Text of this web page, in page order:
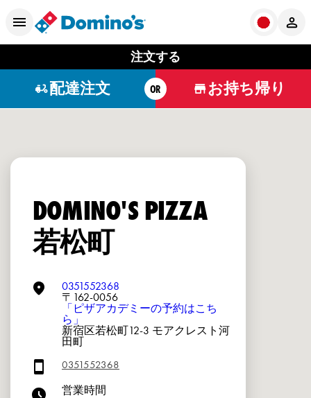
注文する
配達注文 OR お持ち帰り
DOMINO'S PIZZA
若松町
0351552368
〒162-0056
「ピザアカデミーの予約はこち
ら」
新宿区若松町12-3 モアクレスト河
田町
0351552368
営業時間